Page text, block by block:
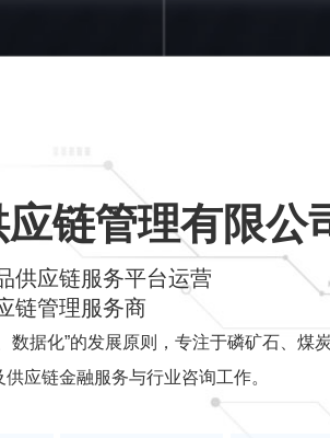
链管理有限公
供应链服务平台运营
链管理服务商
数据化”的发展原则，专注于磷矿石、煤
应链金融服务与行业咨询工作。